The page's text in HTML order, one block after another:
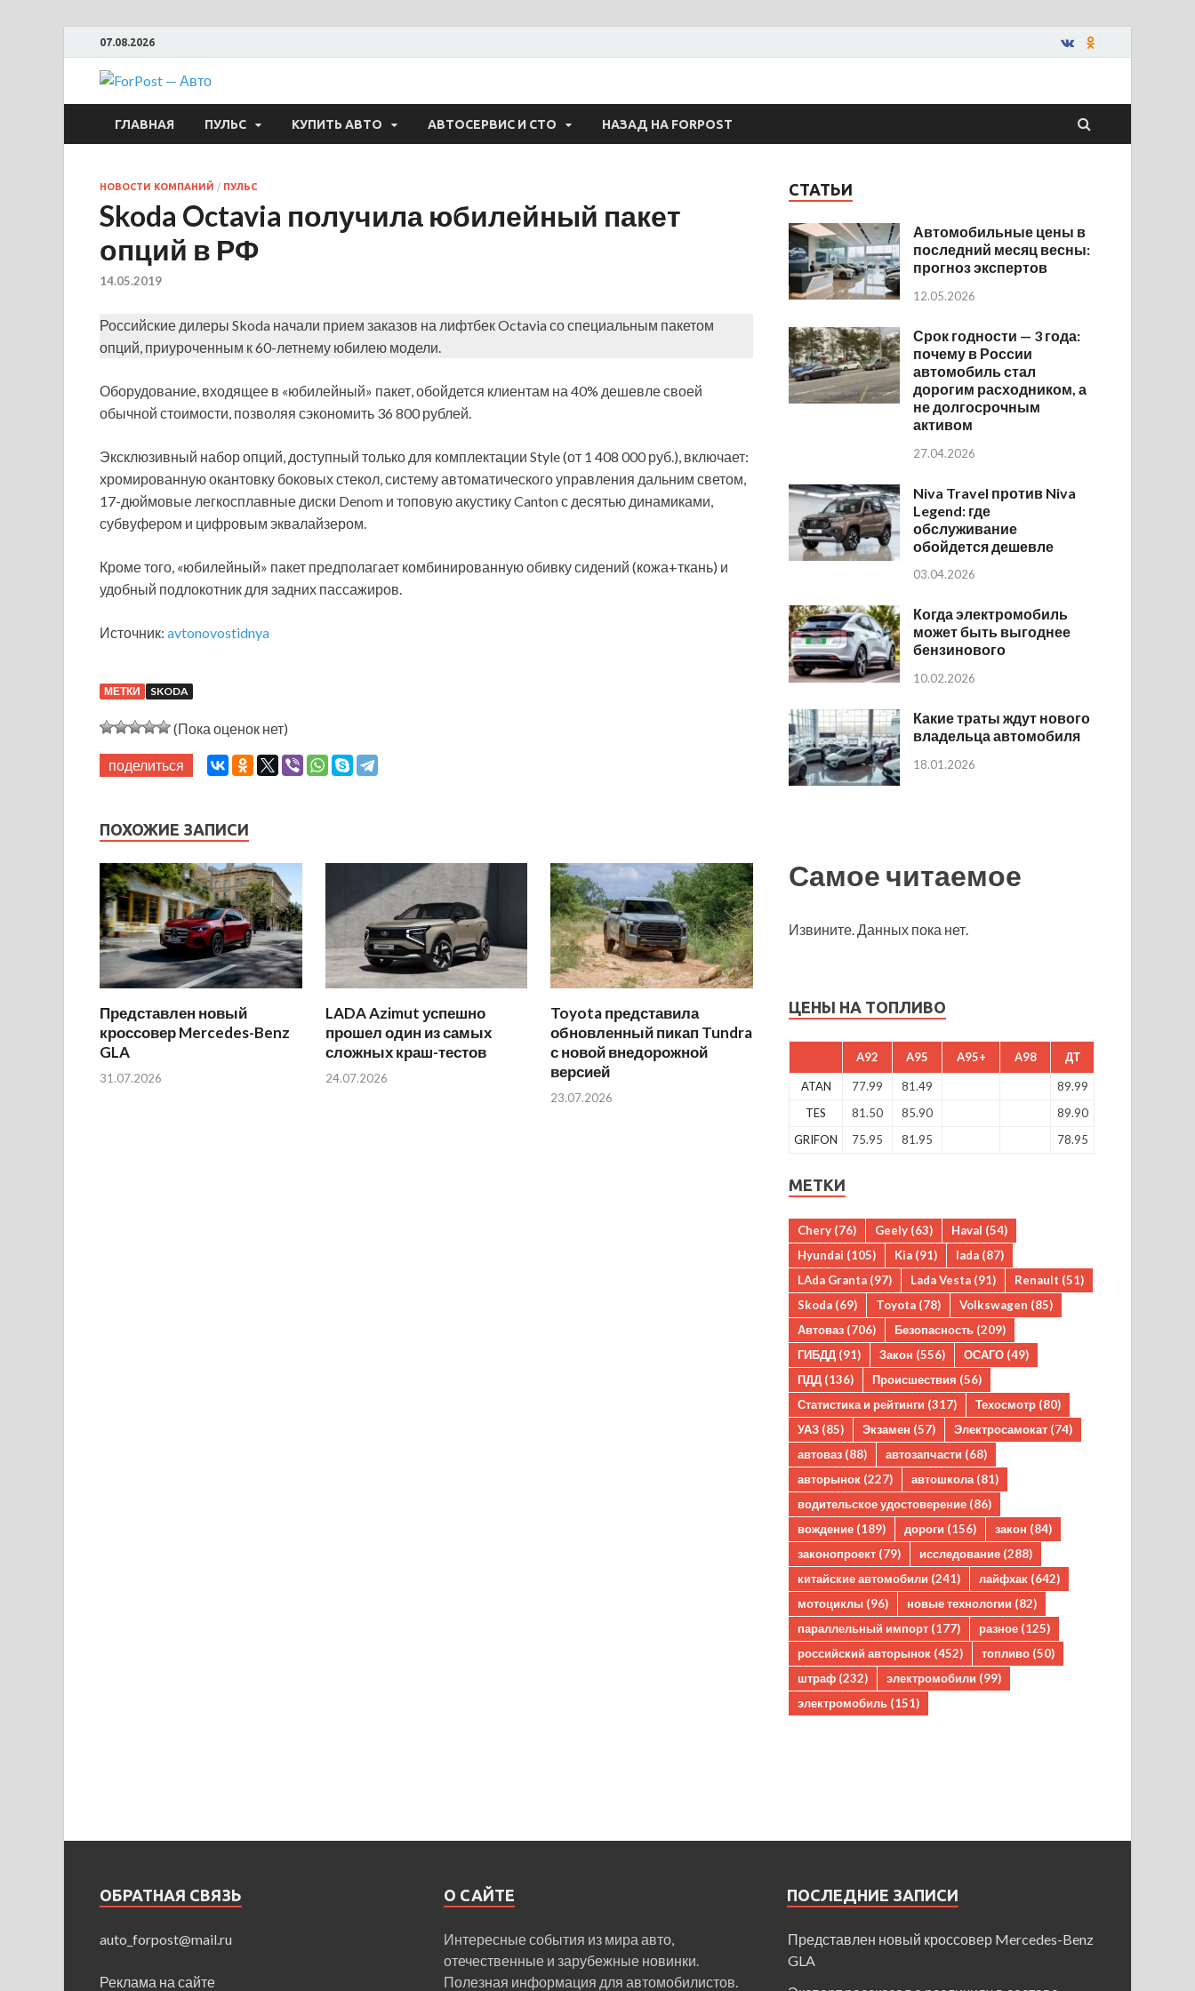
07.08.2026
ForPost — Авто
ГЛАВНАЯ ПУЛЬС КУПИТЬ АВТО АВТОСЕРВИС И СТО НАЗАД НА FORPOST
НОВОСТИ КОМПАНИЙ / ПУЛЬС
Skoda Octavia получила юбилейный пакет
опций в РФ
14.05.2019
Российские дилеры Skoda начали прием заказов на лифтбек Octavia со специальным пакетом
опций, приуроченным к 60-летнему юбилею модели.
Оборудование, входящее в «юбилейный» пакет, обойдется клиентам на 40% дешевле своей
обычной стоимости, позволяя сэкономить 36 800 рублей.
Эксклюзивный набор опций, доступный только для комплектации Style (от 1 408 000 руб.), включает:
хромированную окантовку боковых стекол, систему автоматического управления дальним светом,
17-дюймовые легкосплавные диски Denom и топовую акустику Canton с десятью динамиками,
субвуфером и цифровым эквалайзером.
Кроме того, «юбилейный» пакет предполагает комбинированную обивку сидений (кожа+ткань) и
удобный подлокотник для задних пассажиров.
Источник: avtonovostidnya
МЕТКИ SKODA
(Пока оценок нет)
поделиться
ПОХОЖИЕ ЗАПИСИ
Представлен новый
кроссовер Mercedes-Benz
GLA
31.07.2026
LADA Azimut успешно
прошел один из самых
сложных краш-тестов
24.07.2026
Toyota представила
обновленный пикап Tundra
с новой внедорожной
версией
23.07.2026
СТАТЬИ
Автомобильные цены в
последний месяц весны:
прогноз экспертов
12.05.2026
Срок годности — 3 года:
почему в России
автомобиль стал
дорогим расходником, а
не долгосрочным
активом
27.04.2026
Niva Travel против Niva
Legend: где
обслуживание
обойдется дешевле
03.04.2026
Когда электромобиль
может быть выгоднее
бензинового
10.02.2026
Какие траты ждут нового
владельца автомобиля
18.01.2026
Самое читаемое
Извините. Данных пока нет.
ЦЕНЫ НА ТОПЛИВО
A92 A95 A95+ A98 ДТ
ATAN 77.99 81.49
89.99
TES
81.50 85.90
89.90
GRIFON
75.95 81.95 78.95
МЕТКИ
Chery (76) Geely (63) Haval (54)
Hyundai (105) Kia (91) lada (87)
LAda Granta (97) Lada Vesta (91) Renault (51)
Skoda (69) Toyota (78) Volkswagen (85)
Автоваз (706) Безопасность (209)
ГИБДД (91) Закон (556) ОСАГО (49)
ПДД (136) Происшествия (56)
Статистика и рейтинги (317) Техосмотр (80)
УАЗ (85) Экзамен (57) Электросамокат (74)
автоваз (88) автозапчасти (68)
авторынок (227) автошкола (81)
водительское удостоверение (86)
вождение (189) дороги (156) закон (84)
законопроект (79) исследование (288)
китайские автомобили (241) лайфхак (642)
мотоциклы (96) новые технологии (82)
параллельный импорт (177) разное (125)
российский авторынок (452) топливо (50)
штраф (232) электромобили (99)
электромобиль (151)
ОБРАТНАЯ СВЯЗЬ
auto_forpost@mail.ru
Реклама на сайте
О САЙТЕ
Интересные события из мира авто,
отечественные и зарубежные новинки.
Полезная информация для автомобилистов.
ПОСЛЕДНИЕ ЗАПИСИ
Представлен новый кроссовер Mercedes-Benz
GLA